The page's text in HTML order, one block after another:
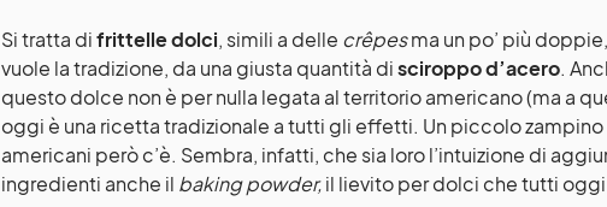
Si tratta difrittelle dolci, simili a delle crêpesma un po’ più
vuole la tradizione, da una giusta quantità disciroppo d’acero.
questo dolce non è per nulla legata al territorio americano (ma a
oggi è una ricetta tradizionale a tutti gli effetti. Un piccolo
americani però c’è. Sembra, infatti, che sia loro l’intuizione di
ingredienti anche il baking powder,il lievito per dolci che tutti oggi